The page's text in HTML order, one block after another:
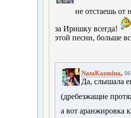
не отстаешь от
за Иришку всегда!
этой песни, больше
NataKazmina,
Да, слышала
(дребезжащие
а вот аранжировка